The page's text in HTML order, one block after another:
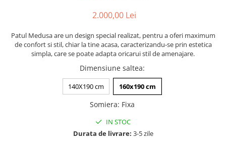
2.000,00 Lei
Patul Medusa are un design special realizat, pentru a oferi maximum
de confort si stil, chiar la tine acasa, caracterizandu-se prin estetica
simpla, care se poate adapta oricarui stil de amenajare.
Dimensiune saltea:
140X190 cm 160x190 cm
Somiera: Fixa
IN STOC
Durata de livrare: 3-5 zile